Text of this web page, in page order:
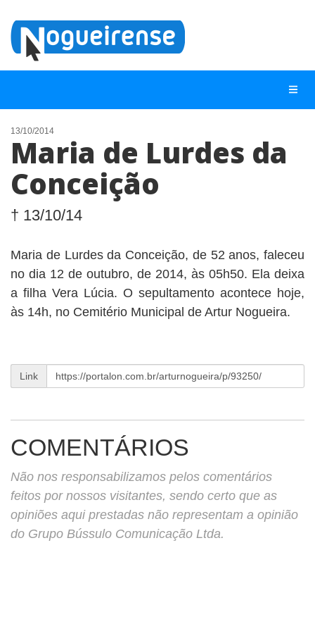
NOTÍCIAS
LISTA DIGITAL
CONTATO
ANUNCIE
BUSCAR
13/10/2014
Maria de Lurdes da
Conceição
† 13/10/14
Maria de Lurdes da Conceição, de 52 anos, faleceu
no dia 12 de outubro, de 2014, às 05h50. Ela deixa
a filha Vera Lúcia. O sepultamento acontece hoje,
às 14h, no Cemitério Municipal de Artur Nogueira.
Link
COMENTÁRIOS
Não nos responsabilizamos pelos comentários
feitos por nossos visitantes, sendo certo que as
opiniões aqui prestadas não representam a opinião
do Grupo Bússulo Comunicação Ltda.